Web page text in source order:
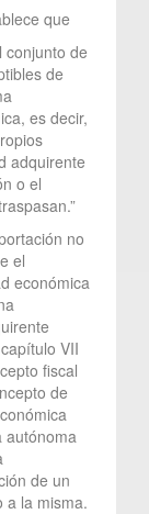
que
conjunto de
de
es decir,
adquirente
o el
no
el
económica
VII
fiscal
de
autónoma
de un
a la misma.